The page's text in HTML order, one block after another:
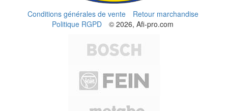
Conditions générales de vente
Retour marchandise
Politique RGPD
© 2026, Afi-pro.com